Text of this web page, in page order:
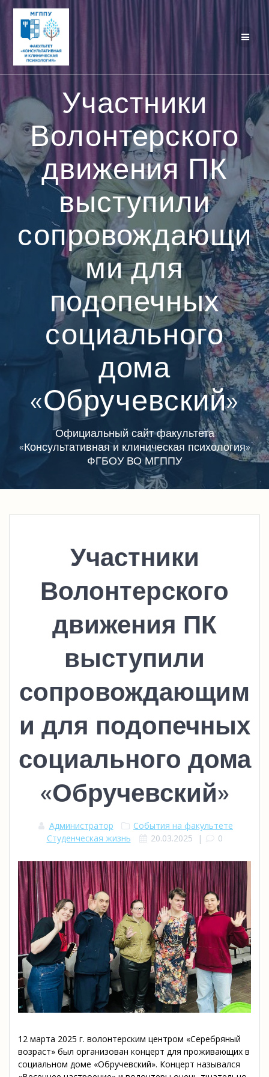
Участники
Волонтерского
движения ПК
выступили
сопровождающи
ми для
подопечных
социального
дома
«Обручевский»
Официальный сайт факультета
«Консультативная и клиническая психология»
ФГБОУ ВО МГППУ
Участники
Волонтерского
движения ПК
выступили
сопровождающим
и для подопечных
социального дома
«Обручевский»
Администратор
События на факультете
Студенческая жизнь
20.03.2025 | 0
12 марта 2025 г. волонтерским центром «Серебряный
возраст» был организован концерт для проживающих в
социальном доме «Обручевский». Концерт назывался